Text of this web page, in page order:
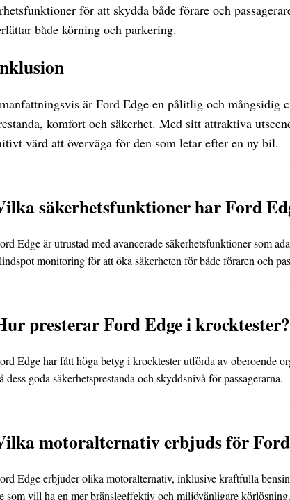
för att skydda både förare och
både körning och parkering.
är Ford Edge en pålitlig och mångsidig
komfort och säkerhet. Med sitt attraktiva
värd att överväga för den som letar efter en ny bil.
säkerhetsfunktioner har Ford
Edge är utrustad med avancerade säkerhetsfunktioner som
monitoring för att öka säkerheten för både föraren och
presterar Ford Edge i krocktester?
Edge har fått höga betyg i krocktester utförda av oberoende
dess goda säkerhetsprestanda och skyddsnivå för passagerarna.
motoralternativ erbjuds för Ford
Edge erbjuder olika motoralternativ, inklusive kraftfulla
som vill ha en mer bränsleeffektiv och miljövänligare körlösning.